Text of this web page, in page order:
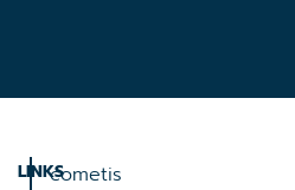
LINKScometis